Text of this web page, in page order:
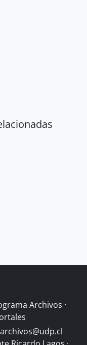
Archivos ·